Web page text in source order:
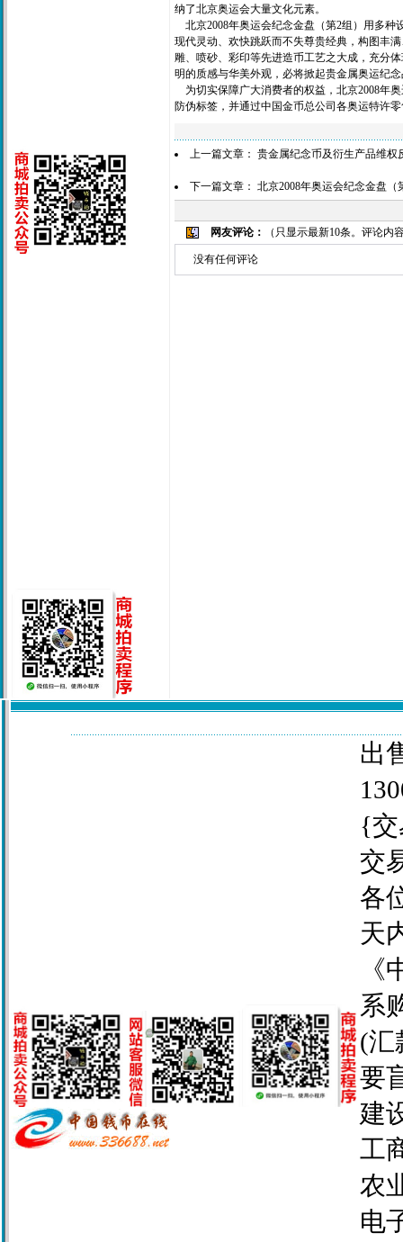
纳了北京奥运会大量文化元素。
北京2008年奥运会纪念金盘（第2组）用多种
现代灵动、欢快跳跃而不失尊贵经典，构图丰
雕、喷砂、彩印等先进造币工艺之大成，充分
明的质感与华美外观，必将掀起贵金属奥运纪
为切实保障广大消费者的权益，北京2008年
防伪标签，并通过中国金币总公司各奥运特许
上一篇文章： 贵金属纪念币及衍生产品维权
下一篇文章： 北京2008年奥运会纪念金盘（
网友评论： （只显示最新10条。评论
没有任何评论
出
{交
交
各
天
系
(汇
要
建
工
农
电